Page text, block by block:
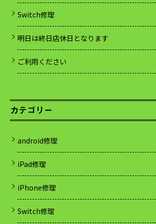
Switch修理
明日は終日店休日となります
ご利用ください
カテゴリー
android修理
iPad修理
iPhone修理
Switch修理